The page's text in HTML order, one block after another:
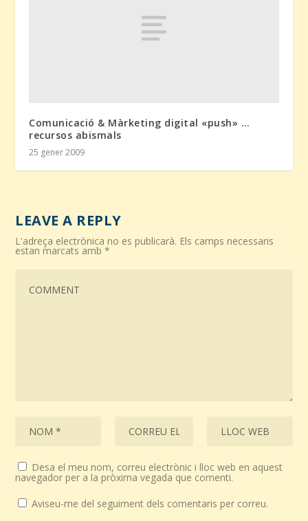
Comunicació & Màrketing digital «push» …
recursos abismals
25 gener 2009
LEAVE A REPLY
L'adreça electrònica no es publicarà. Els camps necessaris
estan marcats amb*
Desa el meu nom, correu electrònic i lloc web en aquest
navegador per a la pròxima vegada que comenti.
Aviseu-me del seguiment dels comentaris per correu.